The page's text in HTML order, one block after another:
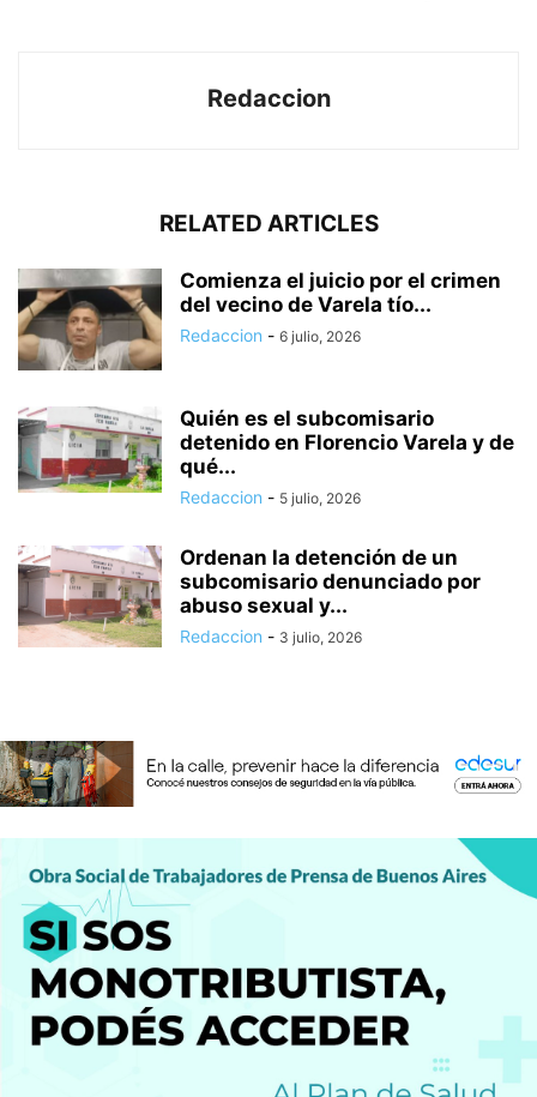
Redaccion
RELATED ARTICLES
Comienza el juicio por el crimen
del vecino de Varela tío...
Redaccion - 6 julio, 2026
Quién es el subcomisario
detenido en Florencio Varela y de
qué...
Redaccion - 5 julio, 2026
Ordenan la detención de un
subcomisario denunciado por
abuso sexual y...
Redaccion - 3 julio, 2026